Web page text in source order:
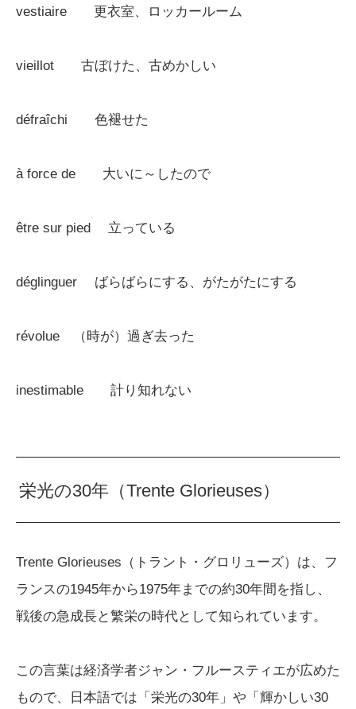
vestiaire 更衣室、ロッカールーム
vieillot 古ぼけた、古めかしい
défraîchi 色褪せた
à force de 大いに～したので
être sur pied 立っている
déglinguer ばらばらにする、がたがたにする
révolue （時が）過ぎ去った
inestimable 計り知れない
栄光の30年（Trente Glorieuses）
Trente Glorieuses（トラント・グロリューズ）は、フ
ランスの1945年から1975年までの約30年間を指し、
戦後の急成長と繁栄の時代として知られています。
この言葉は経済学者ジャン・フルースティエが広めた
もので、日本語では「栄光の30年」や「輝かしい30